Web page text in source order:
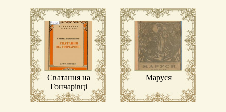
Сватання на
Гончарівці
Маруся